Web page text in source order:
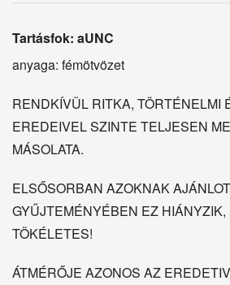
Tartásfok: aUNC
anyaga: fémötvözet
RENDKÍVÜL RITKA, TÖRTÉNELMI
EREDEIVEL SZINTE TELJESEN
MÁSOLATA.
ELSŐSORBAN AZOKNAK
GYŰJTEMÉNYÉBEN EZ
TÖKÉLETES!
ÁTMÉRŐJE AZONOS AZ